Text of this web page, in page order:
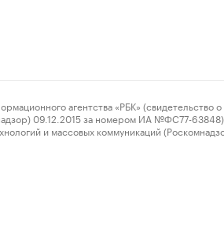
агентства «РБК» (свидетельство о
09.12.2015 за номером ИА №ФС77-63848)
и массовых коммуникаций